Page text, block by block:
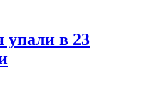
упали в 23